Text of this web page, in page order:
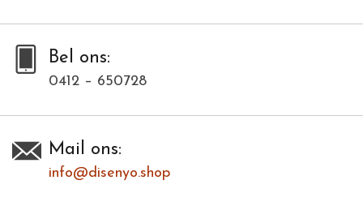
Bel ons:
0412 – 650728
Mail ons:
info@disenyo.shop